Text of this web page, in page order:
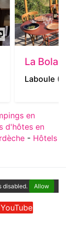
La Bola
Laboule
en
d'hôtes en
- Hôtels
disabled. Allow
YouTube